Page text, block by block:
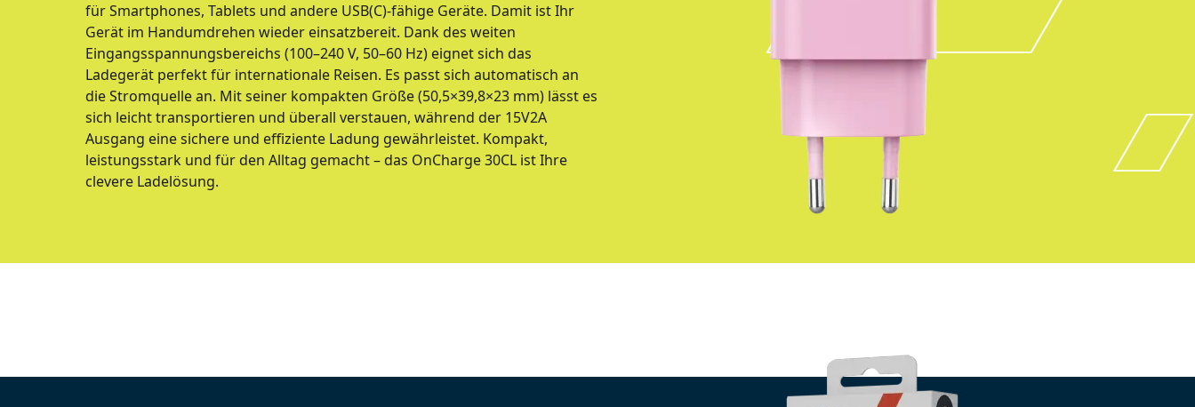
für Smartphones, Tablets und andere USB(C)-fähige Geräte. Damit ist Ihr
Gerät im Handumdrehen wieder einsatzbereit. Dank des weiten
Eingangsspannungsbereichs (100–240 V, 50–60 Hz) eignet sich das
Ladegerät perfekt für internationale Reisen. Es passt sich automatisch an
die Stromquelle an. Mit seiner kompakten Größe (50,5×39,8×23 mm) lässt es
sich leicht transportieren und überall verstauen, während der 15V2A
Ausgang eine sichere und effiziente Ladung gewährleistet. Kompakt,
leistungsstark und für den Alltag gemacht – das OnCharge 30CL ist Ihre
clevere Ladelösung.